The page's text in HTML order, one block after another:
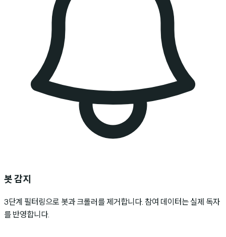
봇 감지
3단계 필터링으로 봇과 크롤러를 제거합니다. 참여 데이터는 실제 독자
를 반영합니다.